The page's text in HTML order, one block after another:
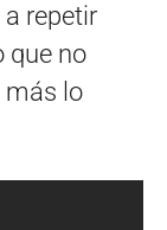
repetir
que no
más lo